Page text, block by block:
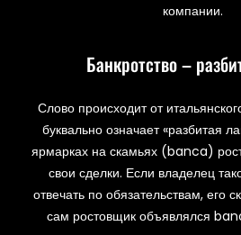
компании.
Банкротство –
Слово происходит от
буквально означает «разбитая
ярмарках на скамьях (banca)
свои сделки. Если владелец
отвечать по обязательствам, его
сам ростовщик объявлялся